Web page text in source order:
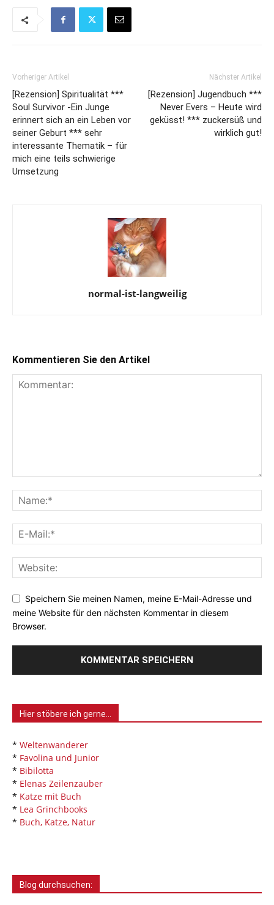
Vorheriger Artikel
[Rezension] Spiritualität ***
Soul Survivor -Ein Junge
erinnert sich an ein Leben vor
seiner Geburt *** sehr
interessante Thematik – für
mich eine teils schwierige
Umsetzung
Nächster Artikel
[Rezension] Jugendbuch ***
Never Evers – Heute wird
geküsst! *** zuckersüß und
wirklich gut!
normal-ist-langweilig
Kommentieren Sie den Artikel
Speichern Sie meinen Namen, meine E-Mail-Adresse und
meine Website für den nächsten Kommentar in diesem
Browser.
Hier stöbere ich gerne…
* Weltenwanderer
* Favolina und Junior
* Bibilotta
* Elenas Zeilenzauber
* Katze mit Buch
* Lea Grinchbooks
* Buch, Katze, Natur
Blog durchsuchen: